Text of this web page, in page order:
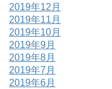
2019年12月
2019年11月
2019年10月
2019年9月
2019年8月
2019年7月
2019年6月